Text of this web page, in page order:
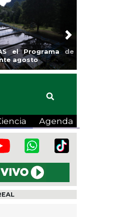
y banquetas para la
El Mango en Pánuco
Next
Agenda